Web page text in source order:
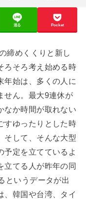
送る Pocket
締めくくりと新し
ろそろ考え始める時
年始は、多くの人に
せん。最大9連休が
なか時間が取れない
すゆったりとした時
そして、そんな大型
予定を立てているよ
立てる人が昨年の同
というデータが出
、韓国や台湾、タイ